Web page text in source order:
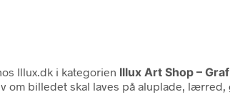
Illux.dk i kategorien Illux Art Shop –
billedet skal laves på aluplade,